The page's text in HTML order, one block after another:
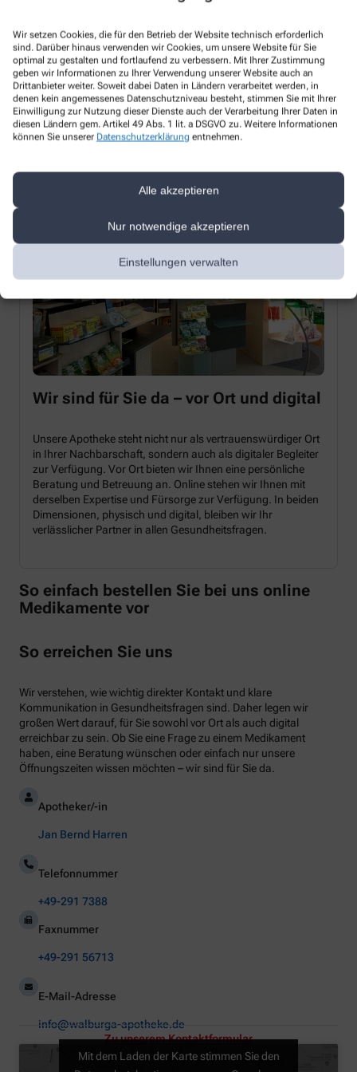
Wir setzen Cookies, die für den Betrieb der Website technisch erforderlich
sind. Darüber hinaus verwenden wir Cookies, um unsere Website für Sie
optimal zu gestalten und fortlaufend zu verbessern. Mit Ihrer Zustimmung
geben wir Informationen zu Ihrer Verwendung unserer Website auch an
Drittanbieter weiter. Soweit dabei Daten in Ländern verarbeitet werden, in
denen kein angemessenes Datenschutzniveau besteht, stimmen Sie mit Ihrer
Einwilligung zur Nutzung dieser Dienste auch der Verarbeitung Ihrer Daten in
diesen Ländern gem. Artikel 49 Abs. 1 lit. a DSGVO zu. Weitere Informationen
können Sie unserer Datenschutzerklärung entnehmen.
Alle akzeptieren
Nur notwendige akzeptieren
Einstellungen verwalten
Wir freuen uns auf Ihren Besuch!
Unsere Leistungen
Hier finden Sie einen Überblick über unsere umfangreichen
Leistungen, durch die wir Ihnen täglich zur Seite stehen.
Alle Leistungen
Wir sind für Sie da – vor Ort und digital
Unsere Apotheke steht nicht nur als vertrauenswürdiger Ort
in Ihrer Nachbarschaft, sondern auch als digitaler Begleiter
zur Verfügung. Vor Ort bieten wir Ihnen eine persönliche
Beratung und Betreuung an. Online stehen wir Ihnen mit
derselben Expertise und Fürsorge zur Verfügung. In beiden
Dimensionen, physisch und digital, bleiben wir Ihr
verlässlicher Partner in allen Gesundheitsfragen.
So einfach bestellen Sie bei uns online
Medikamente vor
So erreichen Sie uns
Wir verstehen, wie wichtig direkter Kontakt und klare
Kommunikation in Gesundheitsfragen sind. Daher legen wir
großen Wert darauf, für Sie sowohl vor Ort als auch digital
erreichbar zu sein. Ob Sie eine Frage zu einem Medikament
haben, eine Beratung wünschen oder einfach nur unsere
Öffnungszeiten wissen möchten – wir sind für Sie da.
Apotheker/-in
Jan Bernd Harren
Telefonnummer
+49-291 7388
Faxnummer
+49-291 56713
E-Mail-Adresse
info@walburga-apotheke.de
Zu unserem Kontaktformular
Mit dem Laden der Karte stimmen Sie den